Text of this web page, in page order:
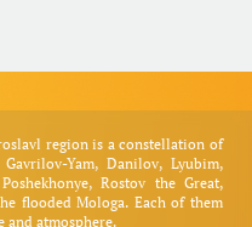
region is a constellation of
Yam, Danilov, Lyubim,
Rostov the Great,
flooded Mologa. Each of them
and atmosphere.